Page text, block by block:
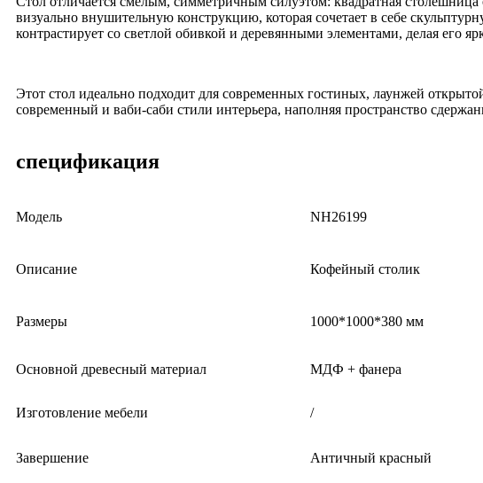
визуально внушительную конструкцию, которая сочетает в себе
контрастирует со светлой обивкой и деревянными элементами, делая его
Этот стол идеально подходит для современных гостиных, лаунжей
современный и ваби-саби стили интерьера, наполняя пространство
спецификация
Модель NH26199
Описание Кофейный столик
Размеры 1000*1000*380 мм
Основной древесный материал МДФ + фанера
Изготовление мебели /
Завершение Античный красный